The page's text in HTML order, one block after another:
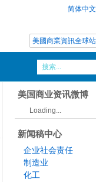
简体中文
美国商业资讯微博
Loading...
新闻稿中心
企业社会责任
制造业
化工